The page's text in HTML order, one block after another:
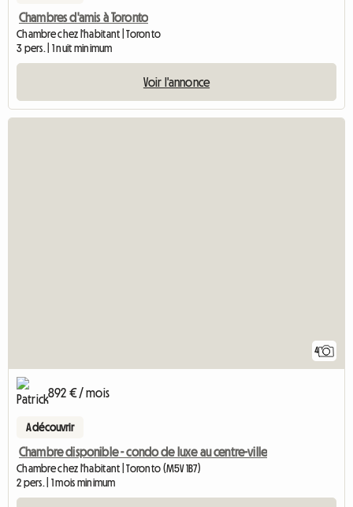
Chambres d'amis à Toronto
Chambre chez l'habitant | Toronto
3 pers. | 1 nuit minimum
Voir l'annonce
4
892 € / mois
A découvrir
Chambre disponible - condo de luxe au centre-ville
Chambre chez l'habitant | Toronto (M5V 1B7)
2 pers. | 1 mois minimum